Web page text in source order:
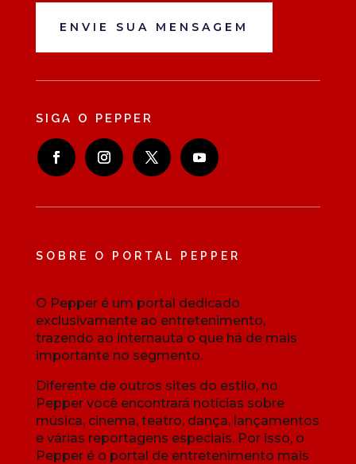
ENVIE SUA MENSAGEM
SIGA O PEPPER
SOBRE O PORTAL PEPPER
O Pepper é um portal dedicado
exclusivamente ao entretenimento,
trazendo ao internauta o que há de mais
importante no segmento.
Diferente de outros sites do estilo, no
Pepper você encontrará notícias sobre
música, cinema, teatro, dança, lançamentos
e várias reportagens especiais. Por isso, o
Pepper é o portal de entretenimento mais